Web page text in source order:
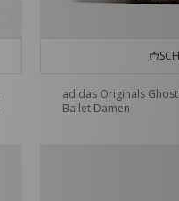
adidas Originals
Ballet Damen